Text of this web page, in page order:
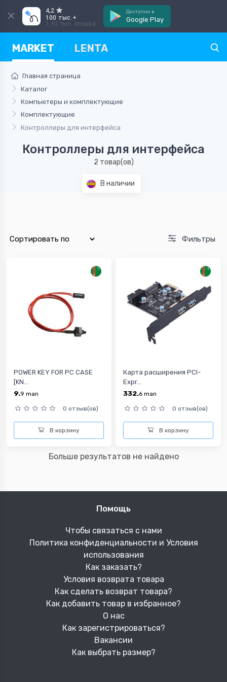
4,2
100 тыс.+
1,92 тыс. отзыва
Доступно в
Google Play
MARKET LENTA
Главная страница
Каталог
Компьютеры и комплектующие
Комплектующие
Контроллеры для интерфейса
Контроллеры для интерфейса
2 товар(ов)
В наличии
Фильтры
POWER KEY FOR PC CASE
[KN...
9.9 man
0 отзыв(ов)
В корзину
Карта расширения PCI-
Expr...
332.6 man
0 отзыв(ов)
В корзину
Больше результатов не найдено
Помощь
Чтобы связаться с нами
Политика конфиденциальности и Условия
использования
Как заказать?
Условия возврата товара
Как сделать возврат товара?
Как добавить товар в избранное?
О нас
Как зарегистрироваться?
Вакансии
Как выбрать размер?